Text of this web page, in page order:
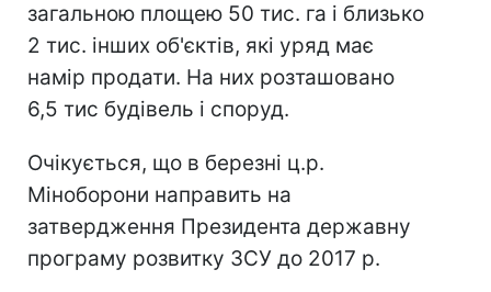
загальною площею 50 тис. га і близько
2 тис. інших об'єктів, які уряд має
намір продати. На них розташовано
6,5 тис будівель і споруд.
Очікується, що в березні ц.р.
Міноборони направить на
затвердження Президента державну
програму розвитку ЗСУ до 2017 р.